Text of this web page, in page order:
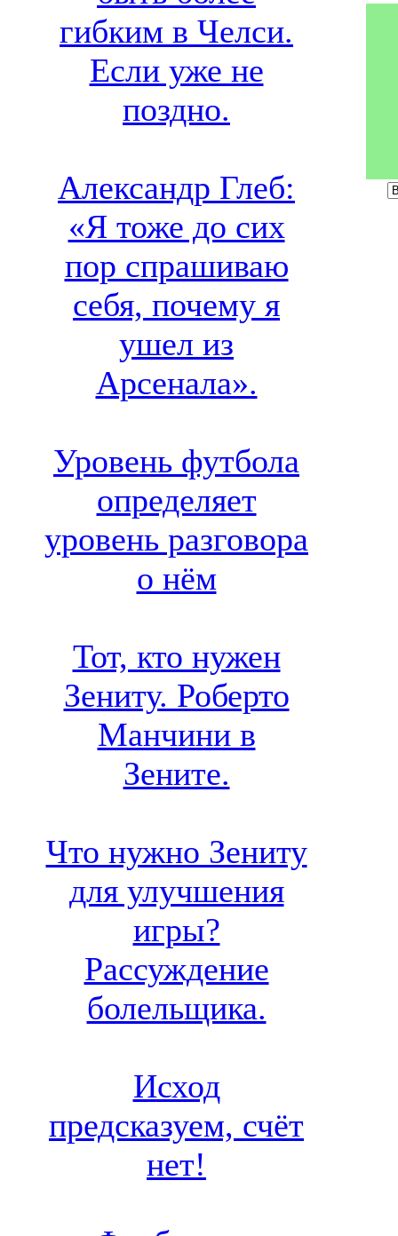
гибким в Челси.
Если уже не
поздно.
Александр Глеб:
«Я тоже до сих
пор спрашиваю
себя, почему я
ушел из
Арсенала».
Уровень футбола
определяет
уровень разговора
о нём
Тот, кто нужен
Зениту. Роберто
Манчини в
Зените.
Что нужно Зениту
для улучшения
игры?
Рассуждение
болельщика.
Исход
предсказуем, счёт
нет!